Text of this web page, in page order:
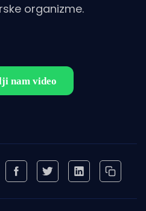
organizme.